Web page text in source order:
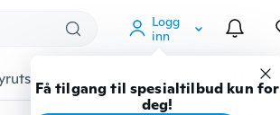
Logg
inn
Få tilgang til spesialtilbud kun for
deg!
Gadgets Verktøy